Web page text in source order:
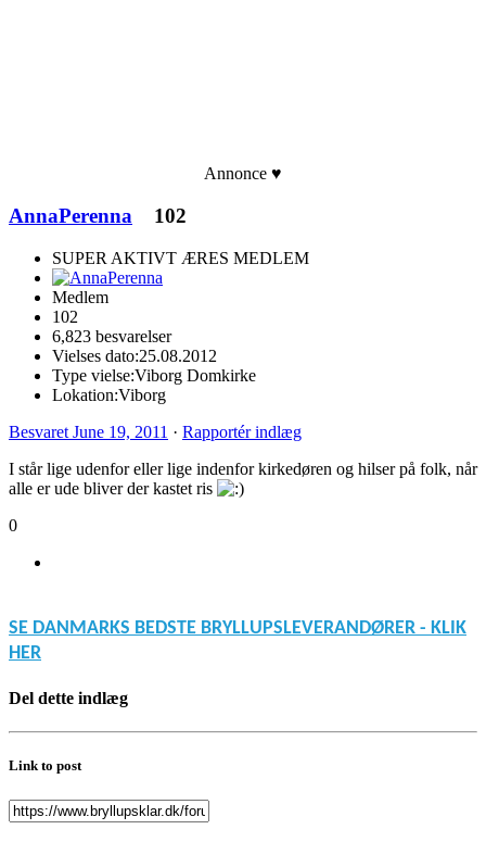
Annonce ♥
AnnaPerenna 102
SUPER AKTIVT ÆRES MEDLEM
Medlem
102
6,823 besvarelser
Vielses dato:25.08.2012
Type vielse:Viborg Domkirke
Lokation:Viborg
Besvaret June 19, 2011 · Rapportér indlæg
I står lige udenfor eller lige indenfor kirkedøren og hilser på folk, når
alle er ude bliver der kastet ris
0
SE DANMARKS BEDSTE BRYLLUPSLEVERANDØRER - KLIK
HER
Del dette indlæg
Link to post